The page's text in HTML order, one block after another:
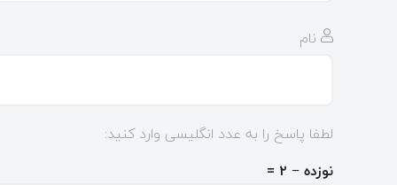
نام
لطفا پاسخ را به عدد انگلیسی وارد کنید:
نوزده − ۲ =